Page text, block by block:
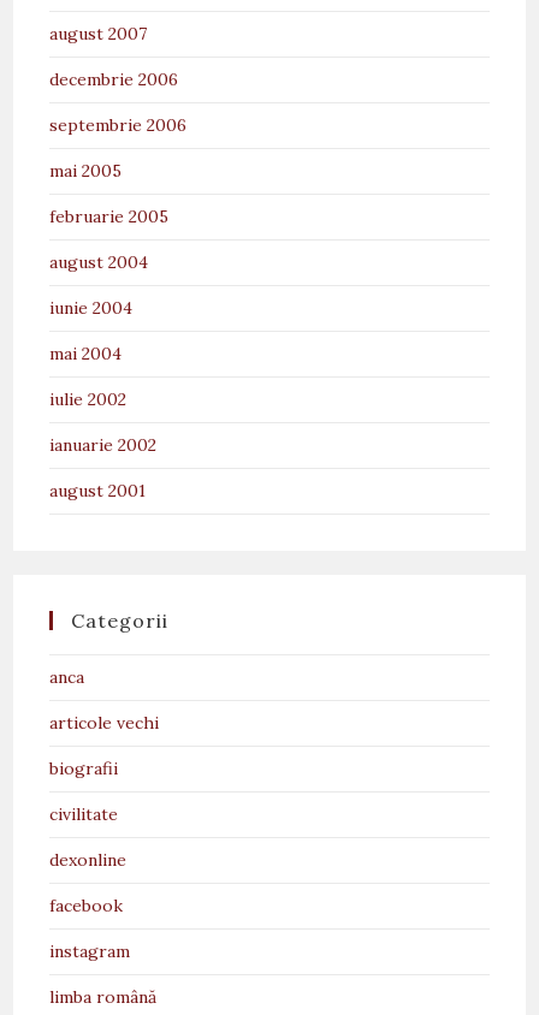
august 2007
decembrie 2006
septembrie 2006
mai 2005
februarie 2005
august 2004
iunie 2004
mai 2004
iulie 2002
ianuarie 2002
august 2001
Categorii
anca
articole vechi
biografii
civilitate
dexonline
facebook
instagram
limba română